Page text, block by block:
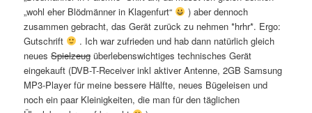
„wohl eher Blödmänner in Klagenfurt“
) aber dennoch
zusammen gebracht, das Gerät zurück zu nehmen *hrhr*. Ergo:
Gutschrift
. Ich war zufrieden und hab dann natürlich gleich
neuesSpielzeug überlebenswichtiges technisches Gerät
eingekauft (DVB-T-Receiver inkl aktiver Antenne, 2GB Samsung
MP3-Player für meine bessere Hälfte, neues Bügeleisen und
noch ein paar Kleinigkeiten, die man für den täglichen